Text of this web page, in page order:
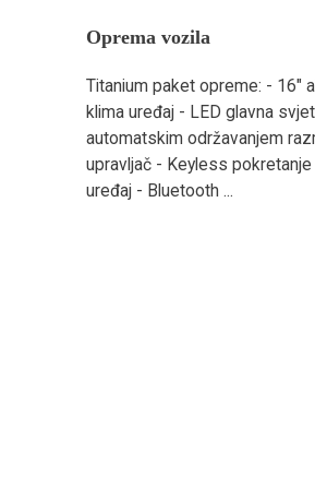
Oprema vozila
Titanium paket opreme: - 16"
klima uređaj - LED glavna
automatskim održavanjem
upravljač - Keyless
uređaj - Bluetooth ...